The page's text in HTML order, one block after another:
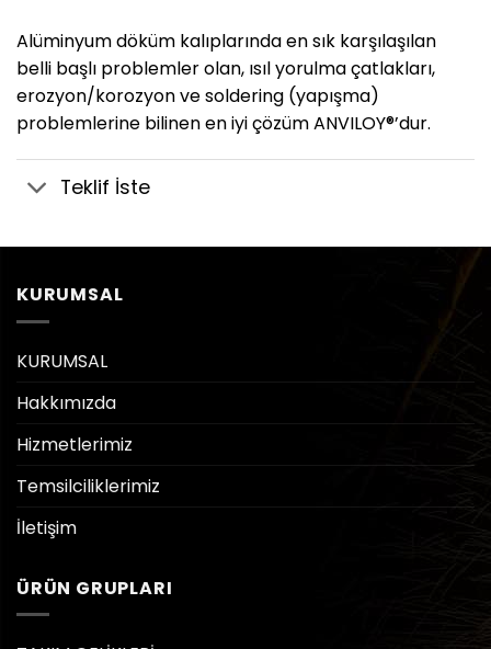
Alüminyum döküm kalıplarında en sık karşılaşılan
belli başlı problemler olan, ısıl yorulma çatlakları,
erozyon/korozyon ve soldering (yapışma)
problemlerine bilinen en iyi çözüm ANVILOY®’dur.
Teklif İste
KURUMSAL
KURUMSAL
Hakkımızda
Hizmetlerimiz
Temsilciliklerimiz
İletişim
ÜRÜN GRUPLARI